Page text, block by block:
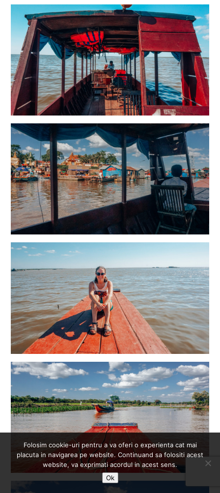
Folosim cookie-uri pentru a va oferi o experienta cat mai
placuta in navigarea pe website. Continuand sa folositi acest
website, va exprimati acordul in acest sens.
Ok